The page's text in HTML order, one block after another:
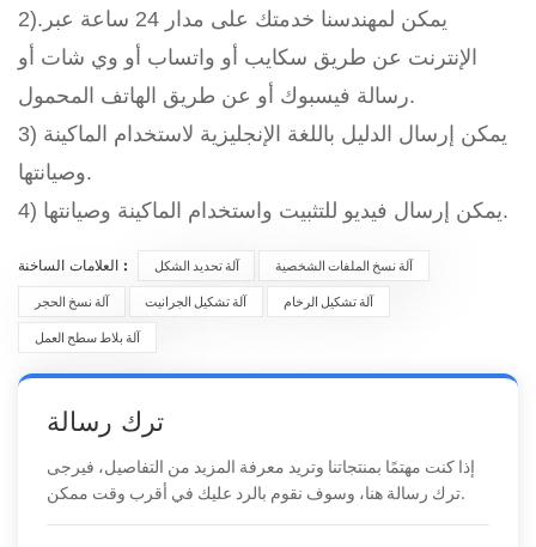
2).يمكن لمهندسنا خدمتك على مدار 24 ساعة عبر
الإنترنت عن طريق سكايب أو واتساب أو وي شات أو
رسالة فيسبوك أو عن طريق الهاتف المحمول.
3) يمكن إرسال الدليل باللغة الإنجليزية لاستخدام الماكينة
وصيانتها.
4) يمكن إرسال فيديو للتثبيت واستخدام الماكينة وصيانتها.
العلامات الساخنة : آلة تحديد الشكل آلة نسخ الملفات الشخصية
آلة نسخ الحجر آلة تشكيل الجرانيت آلة تشكيل الرخام
آلة بلاط سطح العمل
ترك رسالة
إذا كنت مهتمًا بمنتجاتنا وتريد معرفة المزيد من التفاصيل، فيرجى
ترك رسالة هنا، وسوف نقوم بالرد عليك في أقرب وقت ممكن.